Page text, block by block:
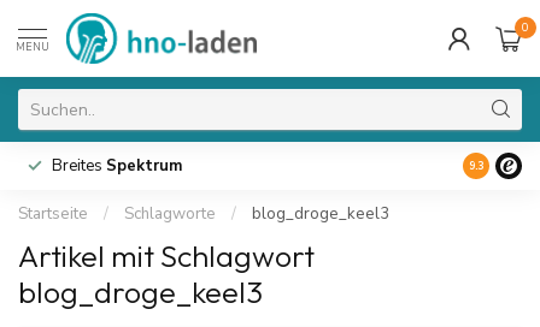
MENU
0
Breites Spektrum 9.3
Startseite / Schlagworte / blog_droge_keel3
Artikel mit Schlagwort
blog_droge_keel3